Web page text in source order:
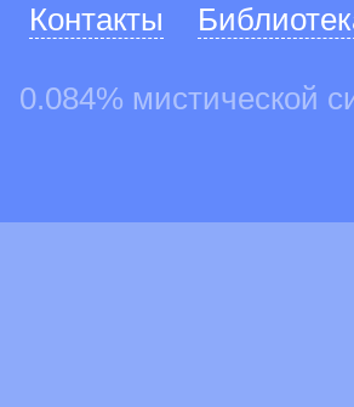
Контакты
0.084% мистической